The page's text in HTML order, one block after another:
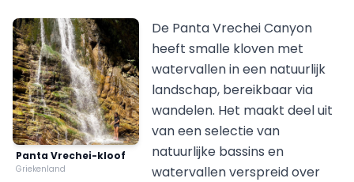
Panta Vrechei-kloof
Griekenland
De Panta Vrechei Canyon
heeft smalle kloven met
watervallen in een natuurlijk
landschap, bereikbaar via
wandelen. Het maakt deel uit
van een selectie van
natuurlijke bassins en
watervallen verspreid over